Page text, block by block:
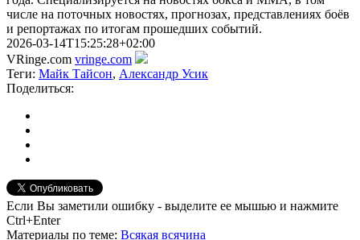
числе на поточных новостях, прогнозах, представлениях боёв
и репортажах по итогам прошедших событий.
2026-03-14T15:25:28+02:00
VRinge.com vringe.com
Теги: Майк Тайсон, Александр Усик
Поделиться:
Если Вы заметили ошибку - выделите ее мышью и нажмите
Ctrl+Enter
Материалы по теме: Всякая всячина